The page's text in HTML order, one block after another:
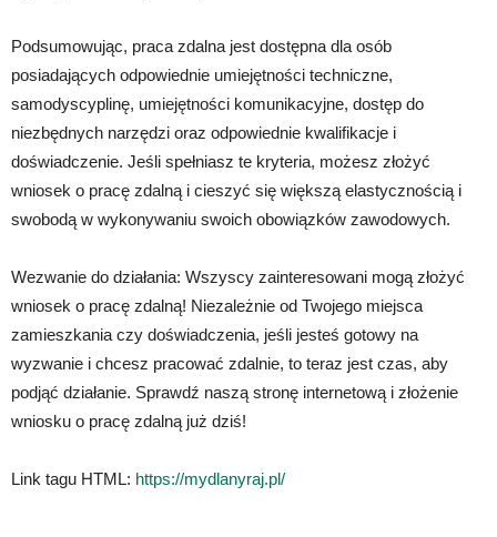
Podsumowując, praca zdalna jest dostępna dla osób
posiadających odpowiednie umiejętności techniczne,
samodyscyplinę, umiejętności komunikacyjne, dostęp do
niezbędnych narzędzi oraz odpowiednie kwalifikacje i
doświadczenie. Jeśli spełniasz te kryteria, możesz złożyć
wniosek o pracę zdalną i cieszyć się większą elastycznością i
swobodą w wykonywaniu swoich obowiązków zawodowych.
Wezwanie do działania: Wszyscy zainteresowani mogą złożyć
wniosek o pracę zdalną! Niezależnie od Twojego miejsca
zamieszkania czy doświadczenia, jeśli jesteś gotowy na
wyzwanie i chcesz pracować zdalnie, to teraz jest czas, aby
podjąć działanie. Sprawdź naszą stronę internetową i złożenie
wniosku o pracę zdalną już dziś!
Link tagu HTML: https://mydlanyraj.pl/